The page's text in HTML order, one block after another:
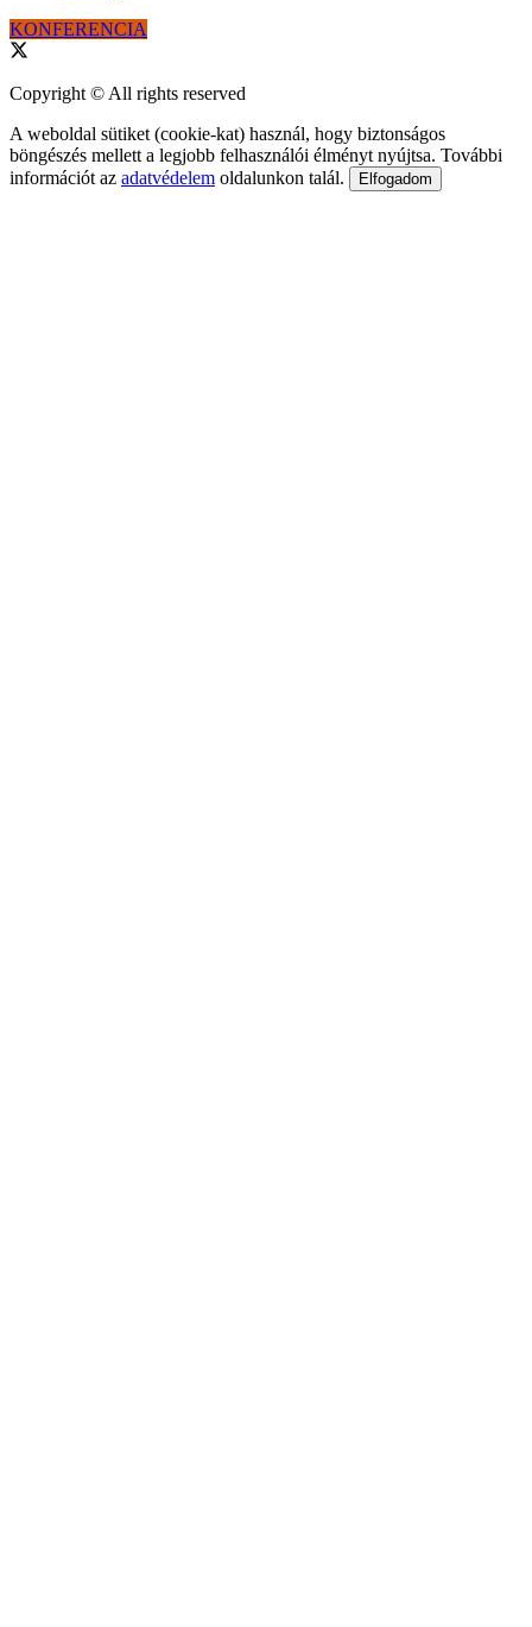
KONFERENCIA
Copyright © All rights reserved
A weboldal sütiket (cookie-kat) használ, hogy biztonságos
böngészés mellett a legjobb felhasználói élményt nyújtsa. További
információt az adatvédelem oldalunkon talál. Elfogadom